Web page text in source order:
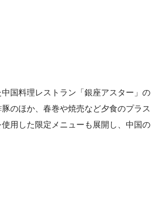
国料理レストラン「銀座アスター」の
のほか、春巻や焼売など夕食のプラス
用した限定メニューも展開し、中国の